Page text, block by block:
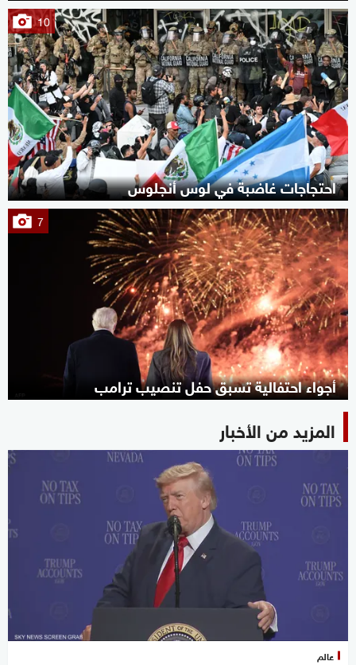
10
احتجاجات غاضبة في لوس أنجلوس
7
أجواء احتفالية تسبق حفل تنصيب ترامب
المزيد من الأخبار
عالم